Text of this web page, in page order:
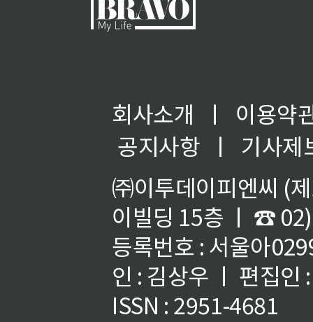
회사소개 ㅣ
이용약
공지사항
ㅣ
기사제
㈜이투데이피엔씨 (
이빌딩 15층 ㅣ ☎
등록번호 : 서울아
인 : 김상우 ㅣ 편집인
ISSN : 2951-4681